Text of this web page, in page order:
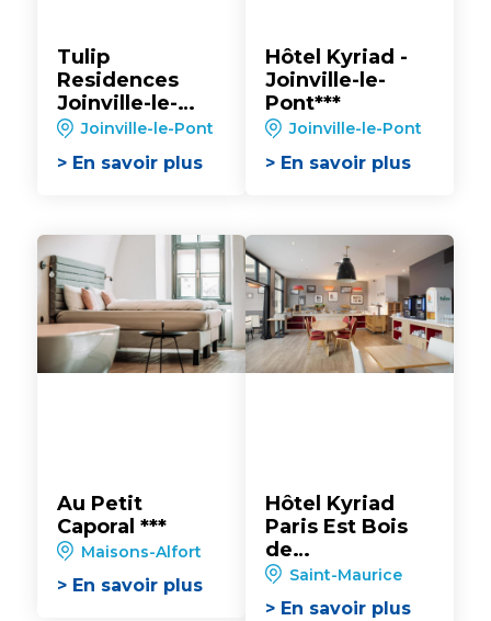
Tulip
Residences
Joinville-le-
Pont***
Joinville-le-Pont
> En savoir plus
Hôtel Kyriad -
Joinville-le-
Pont***
Joinville-le-Pont
> En savoir plus
Au Petit
Caporal ***
Maisons-Alfort
> En savoir plus
Hôtel Kyriad
Paris Est Bois
de
Vincennes***
Saint-Maurice
> En savoir plus